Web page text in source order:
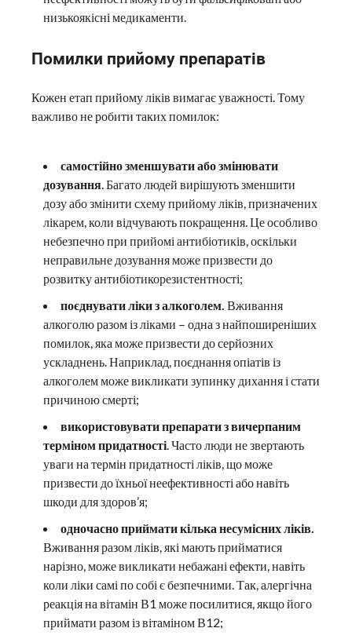
низькоякісні медикаменти.
Помилки прийому препаратів
Кожен етап прийому ліків вимагає уважності. Тому
важливо не робити таких помилок:
самостійнозменшувати або змінювати
дозування . Багато людей вирішують зменшити
дозу або змінити схему прийому ліків, призначених
лікарем, коли відчувають покращення. Це особливо
небезпечно при прийомі антибіотиків, оскільки
неправильне дозування може призвести до
розвитку антибіотикорезистентності;
поєднувати ліки з алкоголем. Вживання
алкоголю разом із ліками – одна з найпоширеніших
помилок, яка може призвести до серйозних
ускладнень. Наприклад, поєднання опіатів із
алкоголем може викликати зупинку дихання і стати
причиною смерті;
використовувати препарати з вичерпаним
терміном придатності . Часто люди не звертають
уваги на термін придатності ліків, що може
призвести до їхньої неефективності або навіть
шкоди для здоров’я;
одночасно приймати кілька несумісних ліків.
Вживання разом ліків, які мають прийматися
нарізно, може викликати небажані ефекти, навіть
коли ліки самі по собі є безпечними. Так, алергічна
реакція на вітамін В1 може посилитися, якщо його
приймати разом із вітаміном В12;